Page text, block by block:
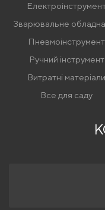
Зварювальне
Пневмоінструмент
Ручний інструмент
Витратні матеріали
Все для саду